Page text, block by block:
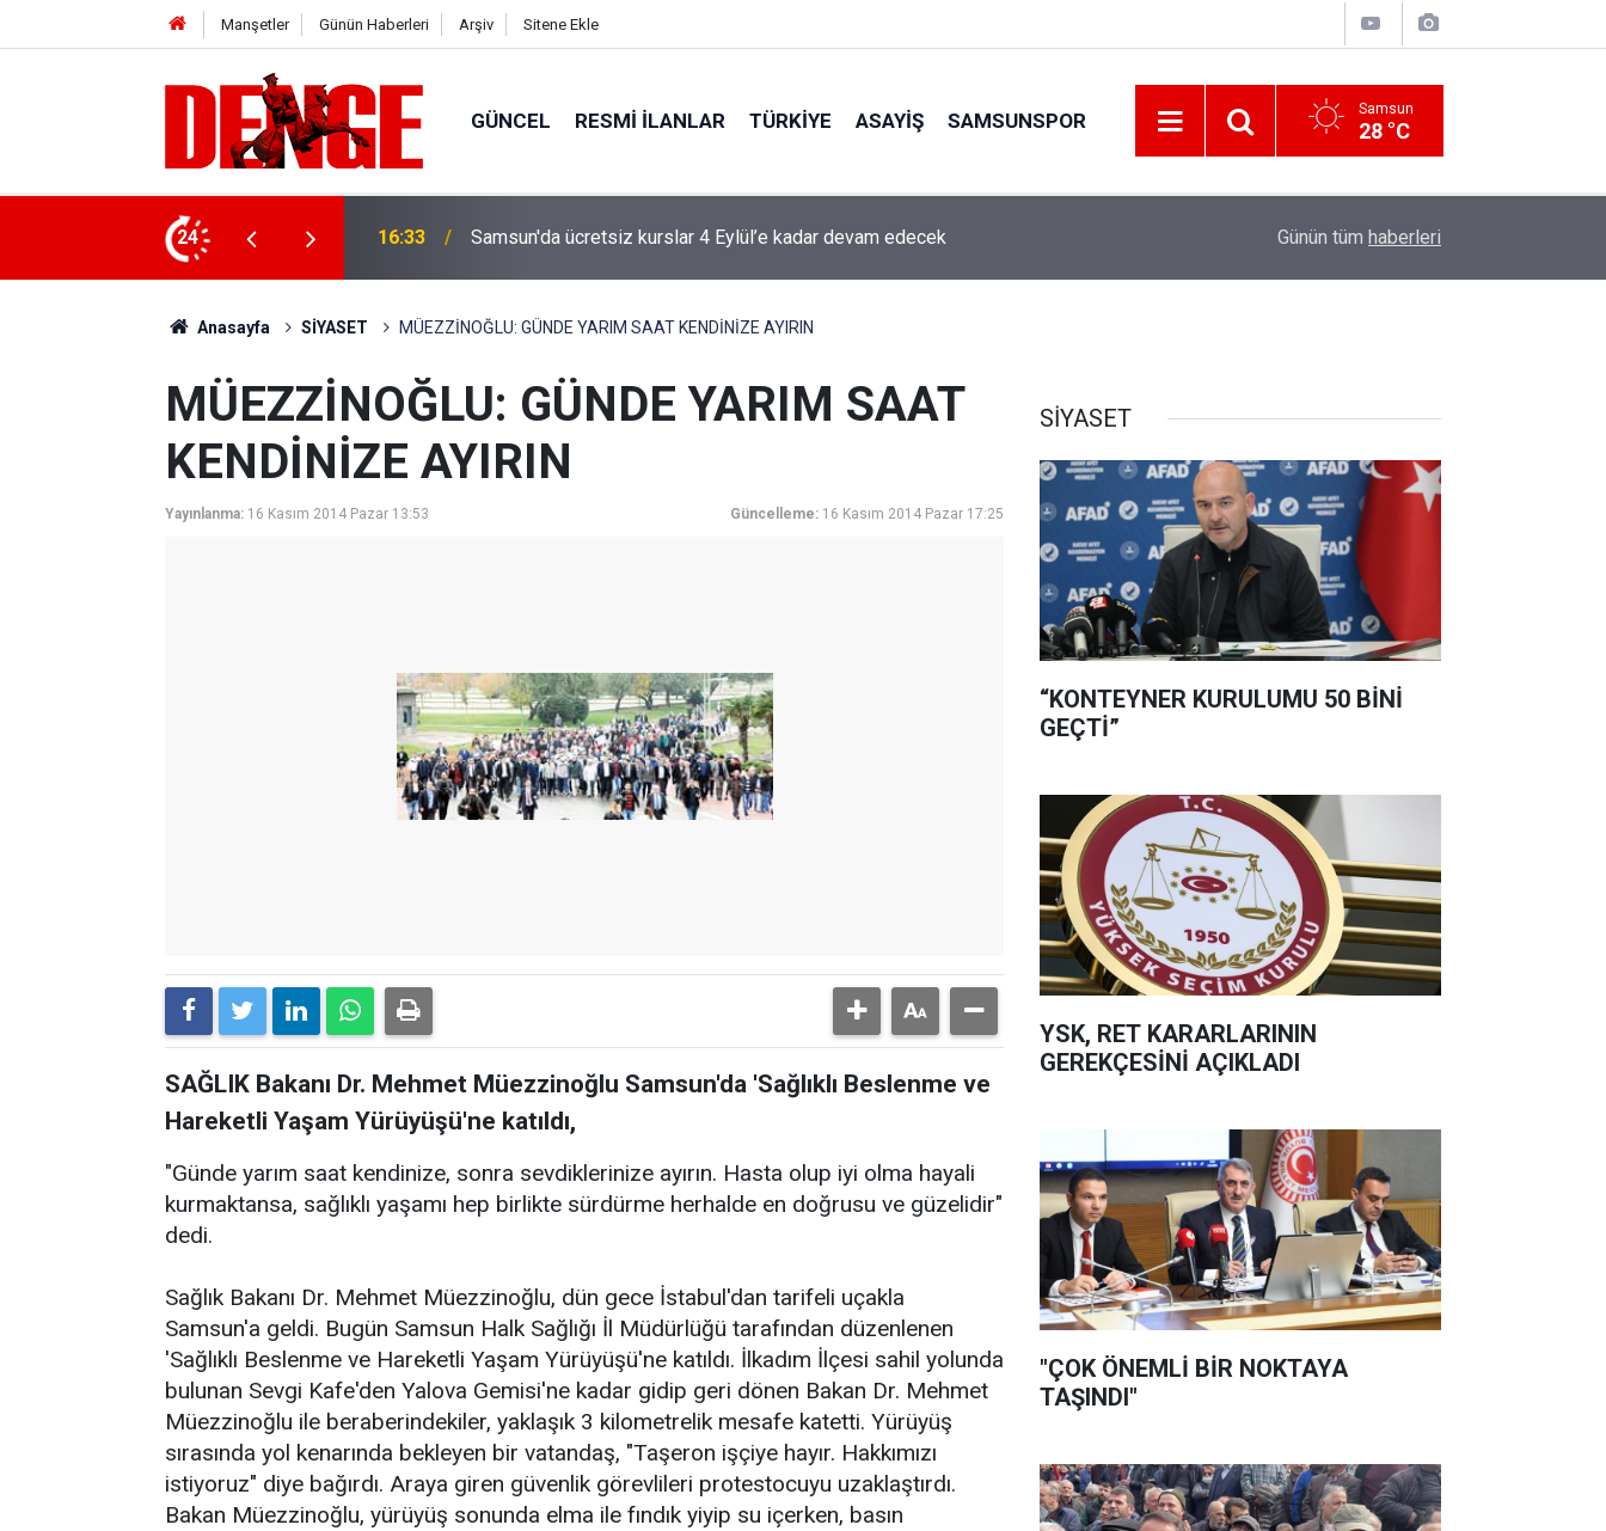
Manşetler Günün Haberleri Arşiv Sitene Ekle
GÜNCEL RESMI İLANLAR TÜRKİYE ASAYİŞ SAMSUNSPOR Samsun
28 °C
24
kadar devam edecek 15:23 Süper Lig'de 2. ve 3. hafta programları açıklandı Atakum'da tarihi eser operasyonu: 1 gözaltı
Günün tüm haberleri
Anasayfa SİYASET MÜEZZİNOĞLU: GÜNDE YARIM SAAT KENDİNİZE AYIRIN
MÜEZZİNOĞLU: GÜNDE YARIM SAAT
KENDİNİZE AYIRIN
Yayınlanma: 16 Kasım 2014 Pazar 13:53 Güncelleme: 16 Kasım 2014 Pazar 17:25
SAĞLIK Bakanı Dr. Mehmet Müezzinoğlu Samsun'da 'Sağlıklı Beslenme ve
Hareketli Yaşam Yürüyüşü'ne katıldı,
"Günde yarım saat kendinize, sonra sevdiklerinize ayırın. Hasta olup iyi olma hayali
kurmaktansa, sağlıklı yaşamı hep birlikte sürdürme herhalde en doğrusu ve güzelidir"
dedi.
Sağlık Bakanı Dr. Mehmet Müezzinoğlu, dün gece İstabul'dan tarifeli uçakla
Samsun'a geldi. Bugün Samsun Halk Sağlığı İl Müdürlüğü tarafından düzenlenen
'Sağlıklı Beslenme ve Hareketli Yaşam Yürüyüşü'ne katıldı. İlkadım İlçesi sahil yolunda
bulunan Sevgi Kafe'den Yalova Gemisi'ne kadar gidip geri dönen Bakan Dr. Mehmet
Müezzinoğlu ile beraberindekiler, yaklaşık 3 kilometrelik mesafe katetti. Yürüyüş
sırasında yol kenarında bekleyen bir vatandaş, "Taşeron işçiye hayır. Hakkımızı
istiyoruz" diye bağırdı. Araya giren güvenlik görevlileri protestocuyu uzaklaştırdı.
Bakan Müezzinoğlu, yürüyüş sonunda elma ile fındık yiyip su içerken, basın
SİYASET
“KONTEYNER KURULUMU 50 BİNİ
GEÇTİ”
YSK, RET KARARLARININ
GEREKÇESİNİ AÇIKLADI
"ÇOK ÖNEMLİ BİR NOKTAYA
TAŞINDI"